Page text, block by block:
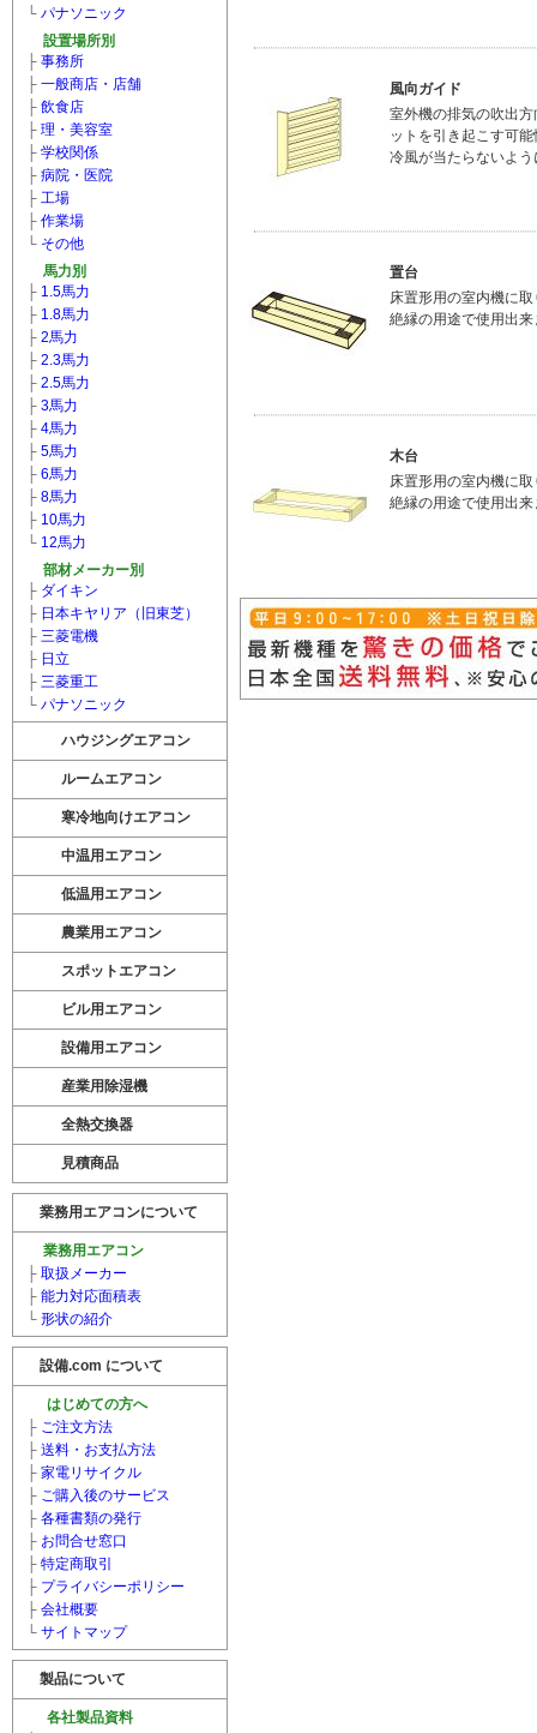
└ パナソニック
設置場所別
├ 事務所
├ 一般商店・店舗
├ 飲食店
├ 理・美容室
├ 学校関係
├ 病院・医院
├ 工場
├ 作業場
└ その他
馬力別
├ 1.5馬力
├ 1.8馬力
├ 2馬力
├ 2.3馬力
├ 2.5馬力
├ 3馬力
├ 4馬力
├ 5馬力
├ 6馬力
├ 8馬力
├ 10馬力
└ 12馬力
部材メーカー別
├ ダイキン
├ 日本キヤリア（旧東芝）
├ 三菱電機
├ 日立
├ 三菱重工
└ パナソニック
ハウジングエアコン
ルームエアコン
寒冷地向けエアコン
中温用エアコン
低温用エアコン
農業用エアコン
スポットエアコン
ビル用エアコン
設備用エアコン
産業用除湿機
全熱交換器
見積商品
業務用エアコンについて
業務用エアコン
├ 取扱メーカー
├ 能力対応面積表
└ 形状の紹介
設備.com について
はじめての方へ
├ ご注文方法
├ 送料・お支払方法
├ 家電リサイクル
├ ご購入後のサービス
├ 各種書類の発行
├ お問合せ窓口
├ 特定商取引
├ プライバシーポリシー
├ 会社概要
└ サイトマップ
製品について
各社製品資料
風向ガイド
室外機の排気の吹出
ットを引き起こす可
冷風が当たらないよ
置台
床置形用の室内機に
絶縁の用途で使用出
木台
床置形用の室内機に
絶縁の用途で使用出